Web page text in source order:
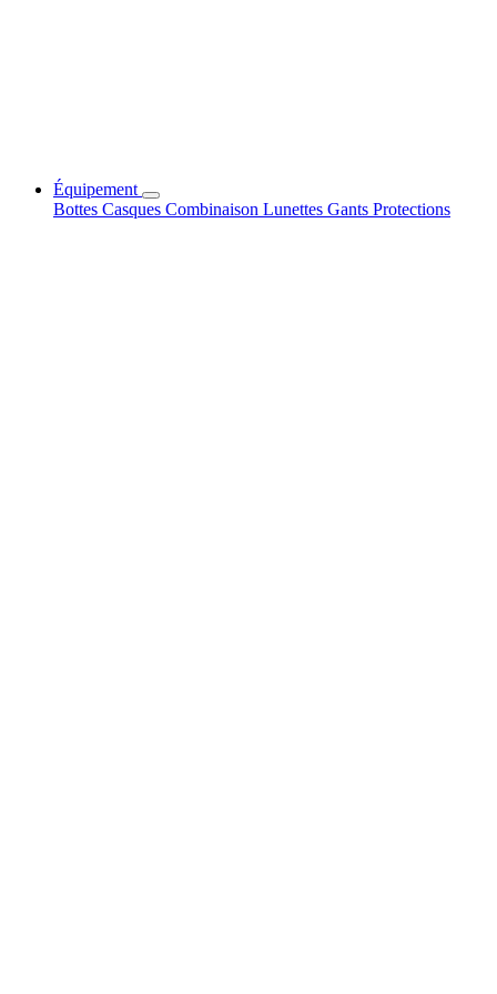
Équipement
Bottes Casques Combinaison Lunettes Gants Protections